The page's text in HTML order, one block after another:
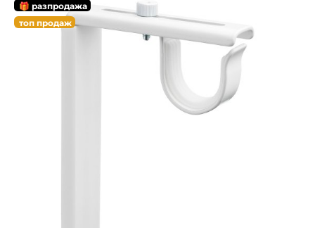
🎁 разпродажа
топ продаж